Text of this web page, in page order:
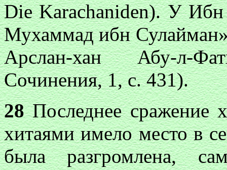
Die Karachaniden). У
Мухаммад ибн
Арслан-хан Абу-л-
Сочинения, 1, с. 431).
28Последнее сражение
хитаями имело место в
была разгромлена,